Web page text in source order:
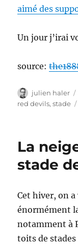
aimé des
Un jour j’irai
source:
Auteur
julien haler
red devils,stade
La
stade
Cet hiver, on
énormément
notamment à
toits de